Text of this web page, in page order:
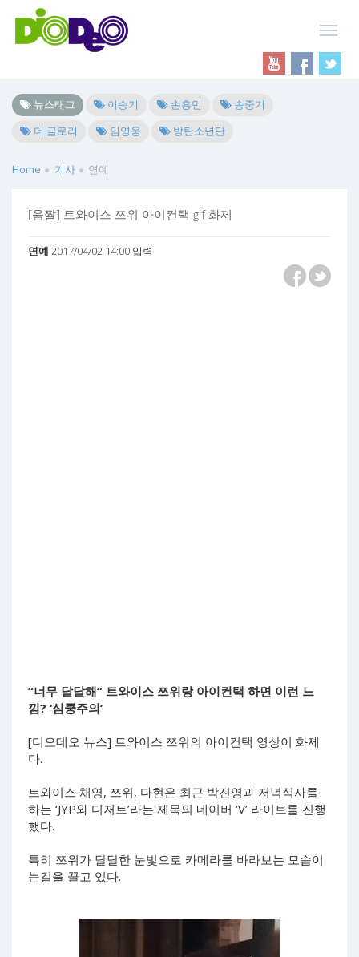
뉴스태그 이승기 손흥민
송중기
더 글로리
임영웅 방탄소년단
Home 기사 연예
[움짤] 트와이스 쯔위 아이컨택 gif 화제
연예 2017/04/02 14:00 입력
“너무 달달해” 트와이스 쯔위랑 아이컨택 하면 이런 느
낌? ‘심쿵주의’
[디오데오 뉴스] 트와이스 쯔위의 아이컨택 영상이 화제
다.
트와이스 채영, 쯔위, 다현은 최근 박진영과 저녁식사를
하는 ‘JYP와 디저트’라는 제목의 네이버 ‘V’ 라이브를 진행
했다.
특히 쯔위가 달달한 눈빛으로 카메라를 바라보는 모습이
눈길을 끌고 있다.